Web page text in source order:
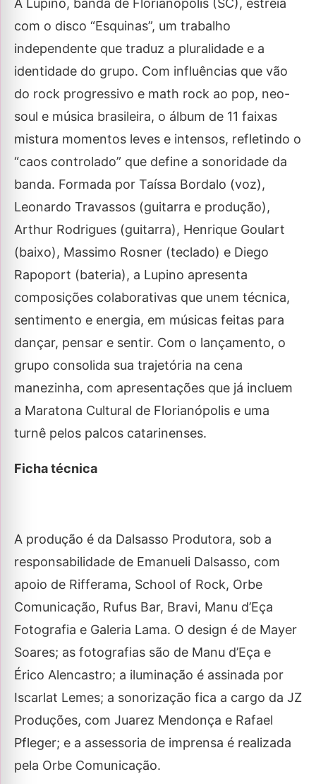
A Lupino, banda de Florianópolis (SC), estreia
com o disco “Esquinas”, um trabalho
independente que traduz a pluralidade e a
identidade do grupo. Com influências que vão
do rock progressivo e math rock ao pop, neo-
soul e música brasileira, o álbum de 11 faixas
mistura momentos leves e intensos, refletindo o
“caos controlado” que define a sonoridade da
banda. Formada por Taíssa Bordalo (voz),
Leonardo Travassos (guitarra e produção),
Arthur Rodrigues (guitarra), Henrique Goulart
(baixo), Massimo Rosner (teclado) e Diego
Rapoport (bateria), a Lupino apresenta
composições colaborativas que unem técnica,
sentimento e energia, em músicas feitas para
dançar, pensar e sentir. Com o lançamento, o
grupo consolida sua trajetória na cena
manezinha, com apresentações que já incluem
a Maratona Cultural de Florianópolis e uma
turnê pelos palcos catarinenses.
Ficha técnica
A produção é da Dalsasso Produtora, sob a
responsabilidade de Emanueli Dalsasso, com
apoio de Rifferama, School of Rock, Orbe
Comunicação, Rufus Bar, Bravi, Manu d’Eça
Fotografia e Galeria Lama. O design é de Mayer
Soares; as fotografias são de Manu d’Eça e
Érico Alencastro; a iluminação é assinada por
Iscarlat Lemes; a sonorização fica a cargo da JZ
Produções, com Juarez Mendonça e Rafael
Pfleger; e a assessoria de imprensa é realizada
pela Orbe Comunicação.